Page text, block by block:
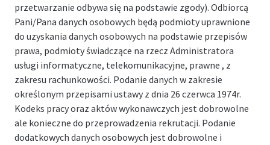
przetwarzanie odbywa się na podstawie zgody). Odbiorcą
Pani/Pana danych osobowych będą podmioty uprawnione
do uzyskania danych osobowych na podstawie przepisów
prawa, podmioty świadczące na rzecz Administratora
usługi informatyczne, telekomunikacyjne, prawne , z
zakresu rachunkowości. Podanie danych w zakresie
określonym przepisami ustawy z dnia 26 czerwca 1974r.
Kodeks pracy oraz aktów wykonawczych jest dobrowolne
ale konieczne do przeprowadzenia rekrutacji. Podanie
dodatkowych danych osobowych jest dobrowolne i